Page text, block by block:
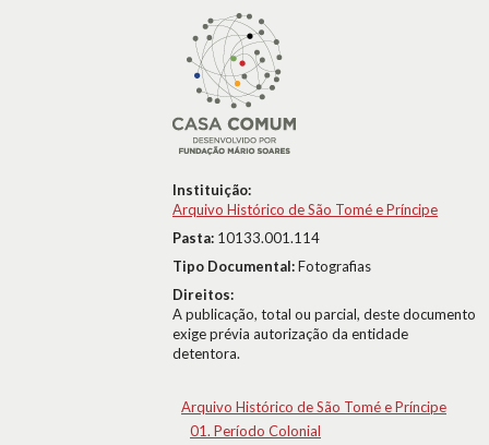
Instituição:
Arquivo Histórico de São Tomé e Príncipe
Pasta: 10133.001.114
Tipo Documental:Fotografias
Direitos:
A publicação, total ou parcial, deste documento
exige prévia autorização da entidade
detentora.
Arquivo Histórico de São Tomé e Príncipe
01. Período Colonial